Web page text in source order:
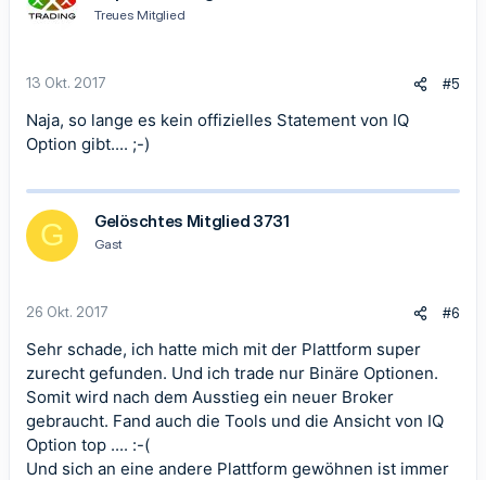
Treues Mitglied
13 Okt. 2017 #5
Naja, so lange es kein offizielles Statement von IQ
Option gibt.... ;-)
G Gelöschtes Mitglied 3731
Gast
26 Okt. 2017 #6
Sehr schade, ich hatte mich mit der Plattform super
zurecht gefunden. Und ich trade nur Binäre Optionen.
Somit wird nach dem Ausstieg ein neuer Broker
gebraucht. Fand auch die Tools und die Ansicht von IQ
Option top .... :-(
Und sich an eine andere Plattform gewöhnen ist immer